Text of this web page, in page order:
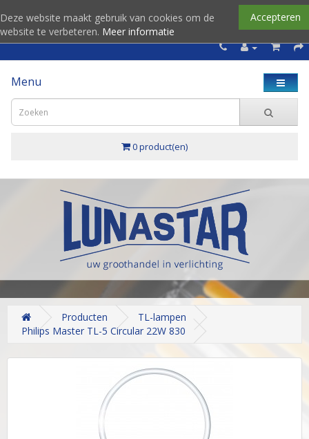
Accepteren
Deze website maakt gebruik van cookies om de
website te verbeteren. Meer informatie
Menu
0 product(en)
Producten
TL-lampen
Philips Master TL-5 Circular 22W 830